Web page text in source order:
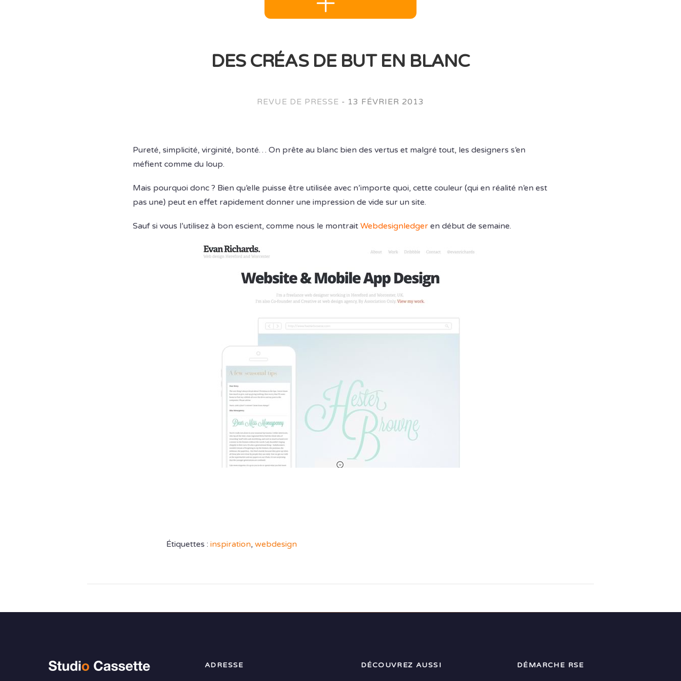
DES CRÉAS DE BUT EN BLANC
REVUE DE PRESSE - 13 FÉVRIER 2013
Pureté, simplicité, virginité, bonté… On prête au blanc bien des vertus et malgré tout, les designers s’en
méfient comme du loup.
Mais pourquoi donc ? Bien qu’elle puisse être utilisée avec n’importe quoi, cette couleur (qui en réalité n’en est
pas une) peut en effet rapidement donner une impression de vide sur un site.
Sauf si vous l’utilisez à bon escient, comme nous le montrait Webdesignledger en début de semaine.
Étiquettes : inspiration, webdesign
ADRESSE DÉCOUVREZ AUSSI DÉMARCHE RSE